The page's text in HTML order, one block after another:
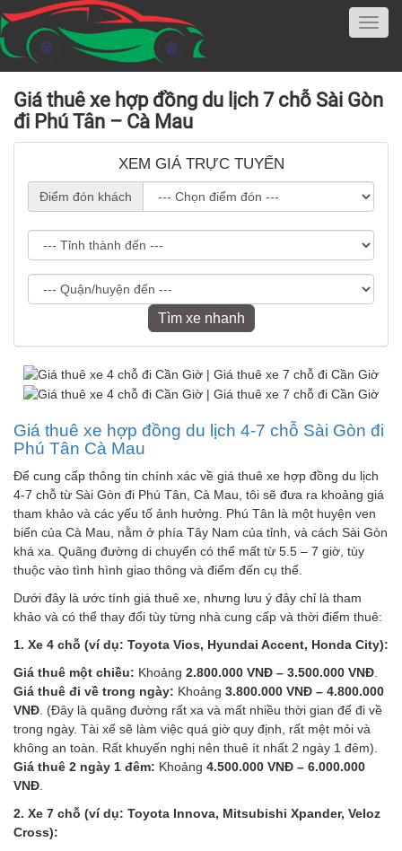
Giá thuê xe hợp đồng du lịch 7 chỗ Sài Gòn
đi Phú Tân – Cà Mau
XEM GIÁ TRỰC TUYẾN
Điểm đón khách
Tìm xe nhanh
Giá thuê xe hợp đồng du lịch 4-7 chỗ Sài Gòn đi
Phú Tân Cà Mau
Để cung cấp thông tin chính xác về giá thuê xe hợp đồng du lịch
4-7 chỗ từ Sài Gòn đi Phú Tân, Cà Mau, tôi sẽ đưa ra khoảng giá
tham khảo và các yếu tố ảnh hưởng. Phú Tân là một huyện ven
biển của Cà Mau, nằm ở phía Tây Nam của tỉnh, và cách Sài Gòn
khá xa. Quãng đường di chuyển có thể mất từ 5.5 – 7 giờ, tùy
thuộc vào tình hình giao thông và điểm đến cụ thể.
Dưới đây là ước tính giá thuê xe, nhưng lưu ý đây chỉ là tham
khảo và có thể thay đổi tùy từng nhà cung cấp và thời điểm thuê:
1. Xe 4 chỗ (ví dụ: Toyota Vios, Hyundai Accent, Honda City):
Giá thuê một chiều: Khoảng 2.800.000 VNĐ – 3.500.000 VNĐ
Giá thuê đi về trong ngày: Khoảng 3.800.000 VNĐ – 4.800.000
VNĐ . (Đây là quãng đường rất xa và mất nhiều thời gian để đi về
trong ngày. Tài xế sẽ làm việc quá giờ quy định, rất mệt mỏi và
không an toàn. Rất khuyến nghị nên thuê ít nhất 2 ngày 1 đêm).
Giá thuê 2 ngày 1 đêm: Khoảng 4.500.000 VNĐ – 6.000.000
VNĐ
2. Xe 7 chỗ (ví dụ: Toyota Innova, Mitsubishi Xpander, Veloz
Cross):